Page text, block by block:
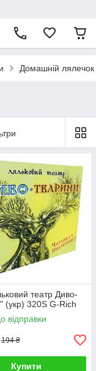
Домашній лялечок
театр Диво-
(укр) 320S G-Rich
відправки
194 ₴
Купити